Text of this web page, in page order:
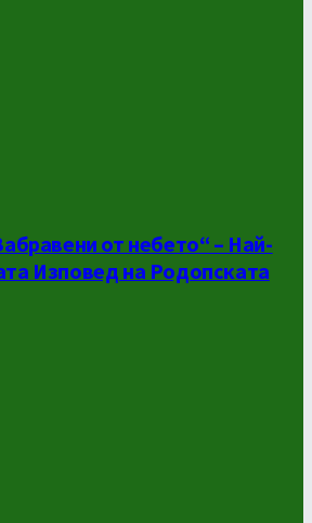
от небето“ – Най-
Изповед на Родопската